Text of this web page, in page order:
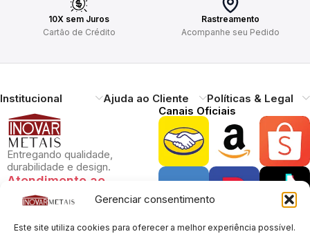
Gerenciar consentimento
Este site utiliza cookies para oferecer a melhor experiência possível.
10X sem Juros
Cartão de Crédito
Rastreamento
Acompanhe seu Pedido
Institucional Ajuda ao Cliente Políticas & Legal
Entregando qualidade,
durabilidade e design.
Atendimento ao
Cliente
Estamos à disposição.
Canais Oficiais
Pague com Segurança